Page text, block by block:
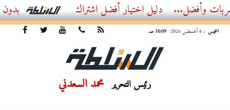
أفضل اشتراك IPTV بدون تقطيع 2026 – دليل المشاهد العصري
الخميس ، 6 أغسطس 2026 10:09 صـ
رئيس التحرير محمد السعدني